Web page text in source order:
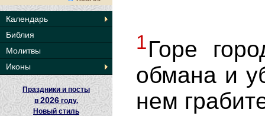
Календарь
Библия
Молитвы
Иконы
Праздники и посты
в2026 году.
Новый стиль
1Горе
обмана и
нем